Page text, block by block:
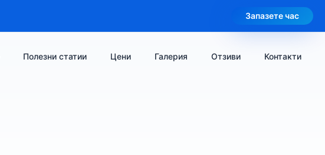
Запазете час
Полезни статии Цени Галерия Отзиви Контакти